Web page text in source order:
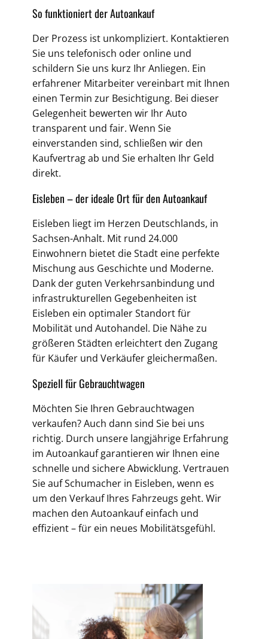
So funktioniert der Autoankauf
Der Prozess ist unkompliziert. Kontaktieren
Sie uns telefonisch oder online und
schildern Sie uns kurz Ihr Anliegen. Ein
erfahrener Mitarbeiter vereinbart mit Ihnen
einen Termin zur Besichtigung. Bei dieser
Gelegenheit bewerten wir Ihr Auto
transparent und fair. Wenn Sie
einverstanden sind, schließen wir den
Kaufvertrag ab und Sie erhalten Ihr Geld
direkt.
Eisleben – der ideale Ort für den Autoankauf
Eisleben liegt im Herzen Deutschlands, in
Sachsen-Anhalt. Mit rund 24.000
Einwohnern bietet die Stadt eine perfekte
Mischung aus Geschichte und Moderne.
Dank der guten Verkehrsanbindung und
infrastrukturellen Gegebenheiten ist
Eisleben ein optimaler Standort für
Mobilität und Autohandel. Die Nähe zu
größeren Städten erleichtert den Zugang
für Käufer und Verkäufer gleichermaßen.
Speziell für Gebrauchtwagen
Möchten Sie Ihren Gebrauchtwagen
verkaufen? Auch dann sind Sie bei uns
richtig. Durch unsere langjährige Erfahrung
im Autoankauf garantieren wir Ihnen eine
schnelle und sichere Abwicklung. Vertrauen
Sie auf Schumacher in Eisleben, wenn es
um den Verkauf Ihres Fahrzeugs geht. Wir
machen den Autoankauf einfach und
effizient – für ein neues Mobilitätsgefühl.